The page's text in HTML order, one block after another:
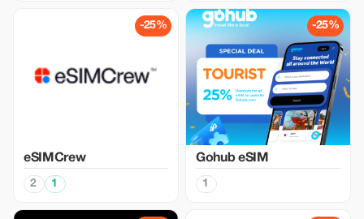
-25%
eSIMCrew
2 1
-25%
Gohub eSIM
1